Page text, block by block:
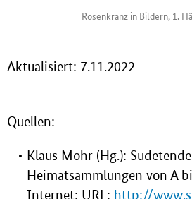
Rosenkranz in Bildern, 1.
Aktualisiert: 7.11.2022
Quellen:
Klaus Mohr (Hg.):
Heimatsammlungen von A
Internet: URL: http://